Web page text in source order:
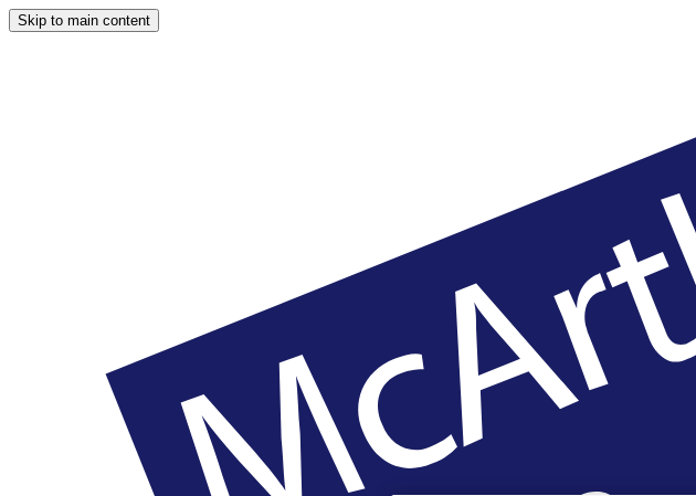
Skip to main content